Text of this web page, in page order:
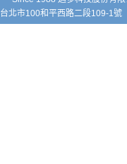
台北市100和平西路二段109-1號